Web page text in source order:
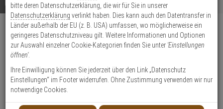
Sie
mindestens
Zeichen
ein,
um
Suche
noch
Kategorien
Suche
gestartet
Details Beratung
ABUS Messing 45/30 Triples
Vorhangschloss 3er Set
Produktmerkmale
Datenblatt drucken
bitte deren Datenschutzerklärung, die wir für Sie in unserer
Datenschutzerklärung verlinkt haben. Dies kann auch den Datentransfer in
Länder außerhalb der EU (z. B. USA) umfassen, wo möglicherweise ein
geringeres Datenschutzniveau gilt. Weitere Informationen und Optionen
zur Auswahl einzelner Cookie-Kategorien finden Sie unter 'Einstellungen
öffnen'.
Ihre Einwilligung können Sie jederzeit über den Link „Datenschutz
Einstellungen“ im Footer widerrufen. Ohne Zustimmung verwenden wir nur
notwendige Cookies.